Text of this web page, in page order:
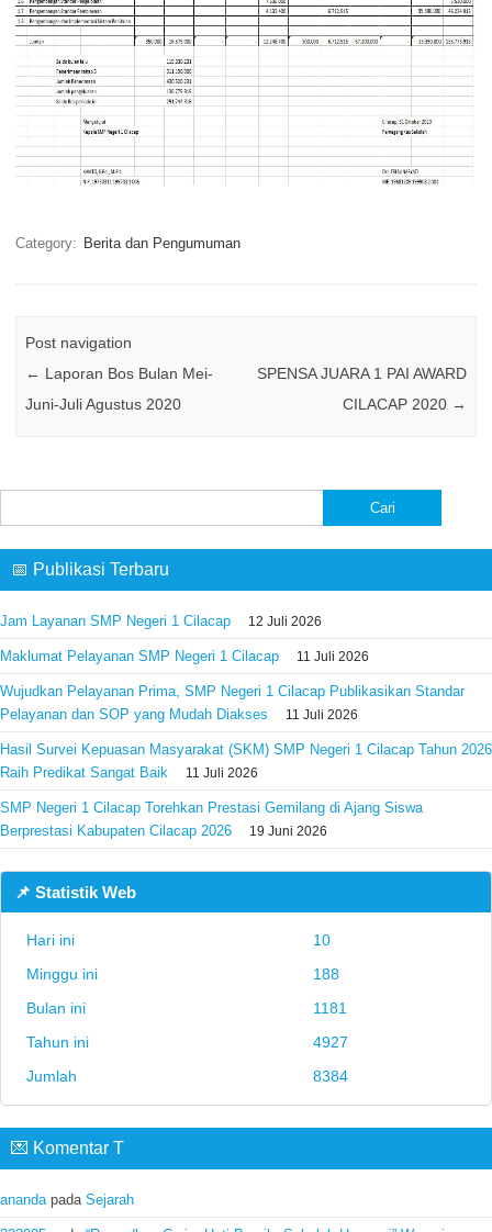
Category: Berita dan Pengumuman
Post navigation
← Laporan Bos Bulan Mei-
Juni-Juli Agustus 2020
SPENSA JUARA 1 PAI AWARD
CILACAP 2020 →
untuk:
📅 Publikasi Terbaru
Jam Layanan SMP Negeri 1 Cilacap 12 Juli 2026
Maklumat Pelayanan SMP Negeri 1 Cilacap 11 Juli 2026
Wujudkan Pelayanan Prima, SMP Negeri 1 Cilacap Publikasikan Standar
Pelayanan dan SOP yang Mudah Diakses
11 Juli 2026
Hasil Survei Kepuasan Masyarakat (SKM) SMP Negeri 1 Cilacap Tahun 2026
Raih Predikat Sangat Baik
11 Juli 2026
SMP Negeri 1 Cilacap Torehkan Prestasi Gemilang di Ajang Siswa
Berprestasi Kabupaten Cilacap 2026
19 Juni 2026
📌 Statistik Web
Hari ini
10
Minggu ini
188
Bulan ini
1181
Tahun ini
4927
Jumlah
8384
💌 Komentar T
ananda pada Sejarah